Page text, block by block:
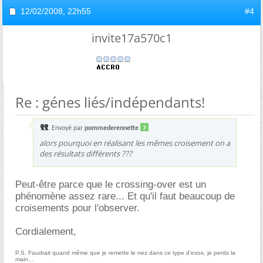
12/02/2008, 22h55 #4
invite17a570c1
Re : génes liés/indépendants!
Envoyé par pommederennette
alors pourquoi en réalisant les mêmes croisement on a
des résultats différents ???
Peut-être parce que le crossing-over est un
phénomène assez rare... Et qu'il faut beaucoup de
croisements pour l'observer.
Cordialement,
P.S. Faudrait quand même que je remette le nez dans ce type d'exos, je perds la
main...